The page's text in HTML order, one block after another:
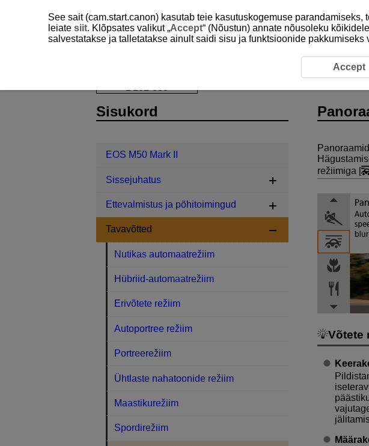
Panoraamimise režiim
režiimiga [
Võtete
Sisukord
EOS M50 Mark II
Sissejuhatus
Ettevalmistus ja põhitoimingud
Tavavõtted
Nutikas automaatrežiim
Hübriid-automaatrežiim
Erivõtete režiim
Autoportree režiim
Portreerežiim
Ühtlaste nahatoonide režiim
Maastikurežiim
Spordirežiim
See sait (cam.start.canon) kasutab teie kasutuskogemuse
leiate siit. Klõpsates valikut „Accept“ (Nõustun) annate nõusoleku
salvestatakse ja talletatakse ainult saidi sisu ja funktsioonide
Accept